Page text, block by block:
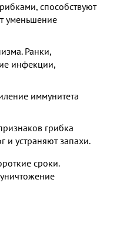
способствуют
уменьшение
Ранки,
инфекции,
иммунитета
грибка
и устраняют запахи.
сроки.